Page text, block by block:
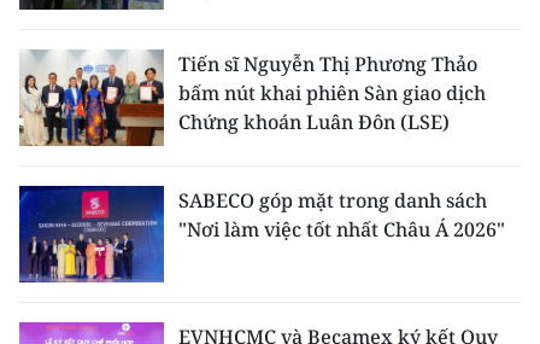
Tiến sĩ Nguyễn Thị Phương Thảo
bấm nút khai phiên Sàn giao dịch
Chứng khoán Luân Đôn (LSE)
SABECO góp mặt trong danh sách
"Nơi làm việc tốt nhất Châu Á 2026"
EVNHCMC và Becamex ký kết Quy